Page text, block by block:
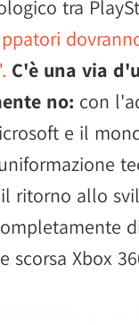
tra
C'è una via
no: con
e il
ritorno allo
scorsa Xbox